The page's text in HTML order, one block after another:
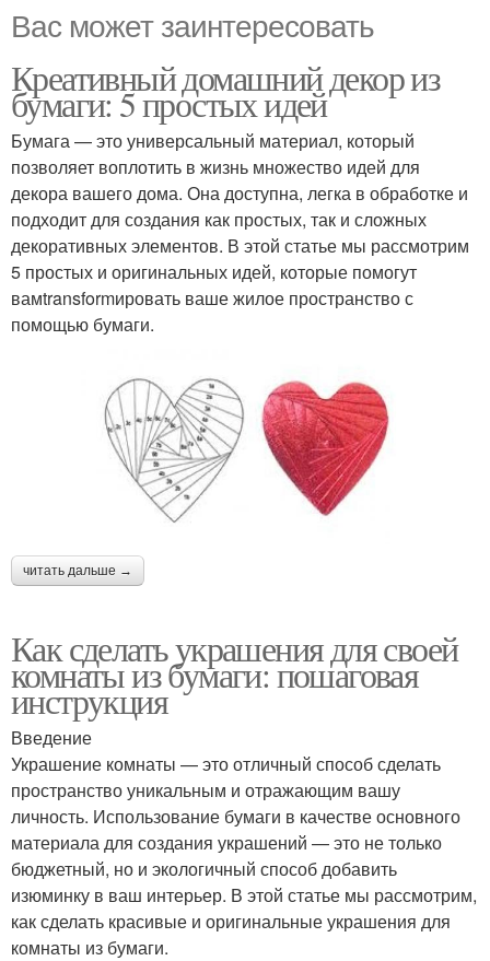
Вас может заинтересовать
Креативный домашний декор из
бумаги: 5 простых идей
Бумага — это универсальный материал, который
позволяет воплотить в жизнь множество идей для
декора вашего дома. Она доступна, легка в обработке и
подходит для создания как простых, так и сложных
декоративных элементов. В этой статье мы рассмотрим
5 простых и оригинальных идей, которые помогут
вамtransformировать ваше жилое пространство с
помощью бумаги.
читать дальше →
Как сделать украшения для своей
комнаты из бумаги: пошаговая
инструкция
Введение
Украшение комнаты — это отличный способ сделать
пространство уникальным и отражающим вашу
личность. Использование бумаги в качестве основного
материала для создания украшений — это не только
бюджетный, но и экологичный способ добавить
изюминку в ваш интерьер. В этой статье мы рассмотрим,
как сделать красивые и оригинальные украшения для
комнаты из бумаги.